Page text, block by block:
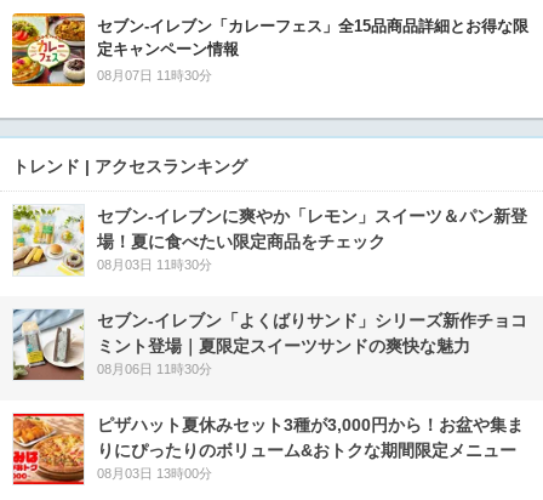
セブン‐イレブン「カレーフェス」全15品商品詳細とお得な限
定キャンペーン情報
08月07日 11時30分
トレンド | アクセスランキング
セブン‐イレブンに爽やか「レモン」スイーツ＆パン新登
場！夏に食べたい限定商品をチェック
08月03日 11時30分
セブン‐イレブン「よくばりサンド」シリーズ新作チョコ
ミント登場｜夏限定スイーツサンドの爽快な魅力
08月06日 11時30分
ピザハット夏休みセット3種が3,000円から！お盆や集ま
りにぴったりのボリューム&おトクな期間限定メニュー
08月03日 13時00分